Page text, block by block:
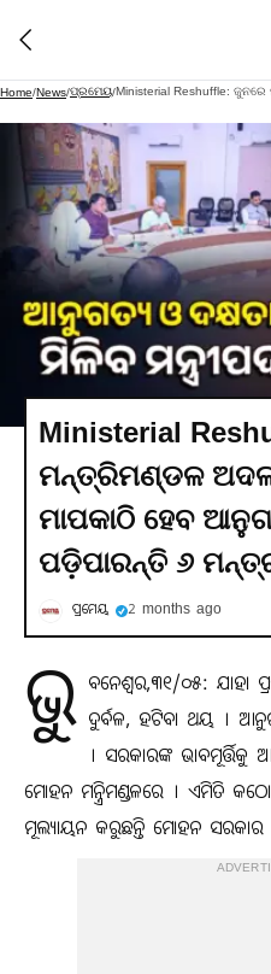
Home/News/ପ୍ରମେୟ/
Ministerial
ମନ୍ତ୍ରିମଣ୍ଡଳ
ମାପକାଠି ହେବ
ପଡ଼ିପାରନ୍ତି ୬
ପ୍ରମେୟ 2 months ago
ଭୁ ବନେଶ୍ବର,୩୧/୦୫: ଯାହା
ଦୁର୍ବଳ, ହଟିବା ଥୟ ।
। ସରକାରଙ୍କ ଭାବମୂର୍ତ୍ତିକୁ
ମୋହନ ମନ୍ତ୍ରିମଣ୍ଡଳରେ । ଏମିତି
ମୂଲ୍ୟାୟନ କରୁଛନ୍ତି ମୋହନ ସରକାର